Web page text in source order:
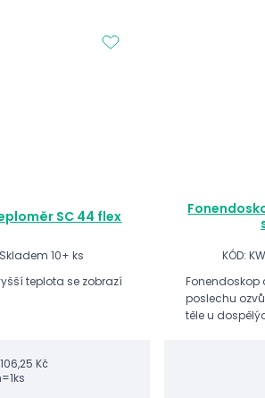
SC 44 flex
10+ ks
teplota se zobrazí
106,25 Kč
KÓD:
Fonendoskop
poslechu
těle u